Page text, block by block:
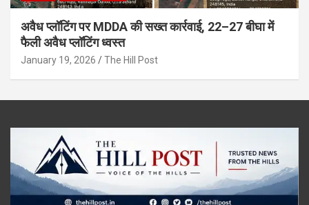
अवैध प्लॉटिंग पर MDDA की सख्त कार्रवाई, 22–27 बीघा में
फैली अवैध प्लॉटिंग ध्वस्त
January 19, 2026 The Hill Post